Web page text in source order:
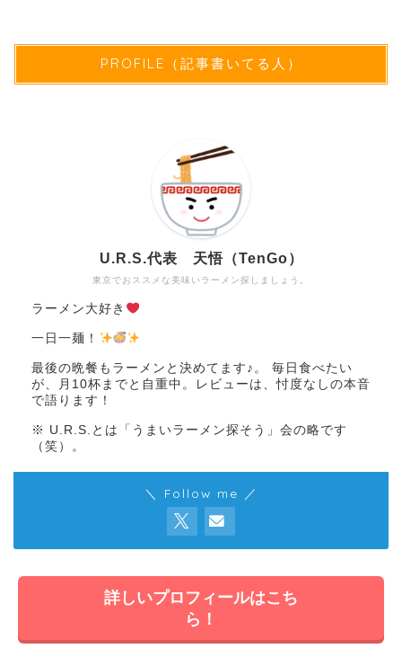
PROFILE（記事書いてる人）
東京でおススメな美味いラーメン探しましょう。
U.R.S.代表 天悟（TenGo）
ラーメン大好き
一日一麺！
最後の晩餐もラーメンと決めてます♪。 毎日食べたい
が、月10杯までと自重中。レビューは、忖度なしの本音
で語ります！
※ U.R.S.とは「うまいラーメン探そう」会の略です
（笑）。
＼ Follow me ／
詳しいプロフィールはこち
ら！